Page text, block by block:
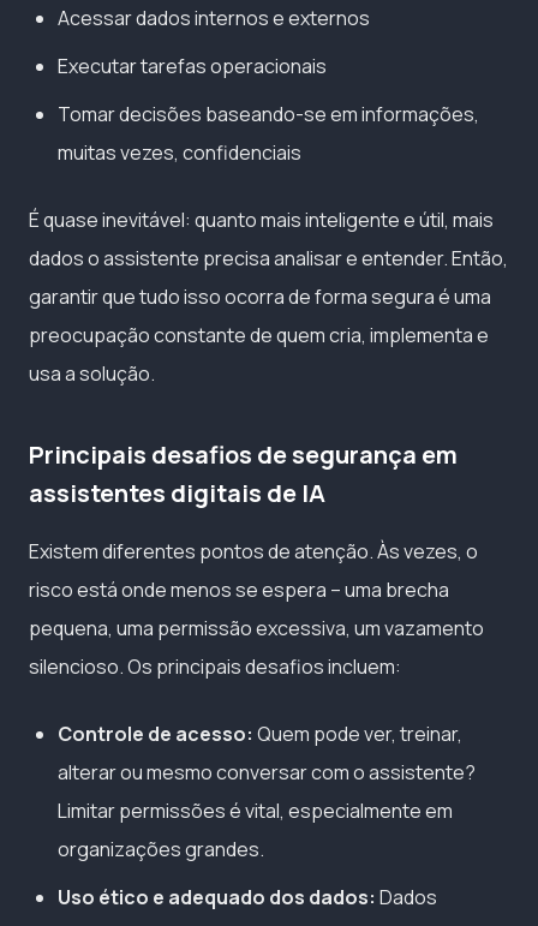
Acessar dados internos e externos
Executar tarefas operacionais
Tomar decisões baseando-se em informações,
muitas vezes, confidenciais
É quase inevitável: quanto mais inteligente e útil, mais
dados o assistente precisa analisar e entender. Então,
garantir que tudo isso ocorra de forma segura é uma
preocupação constante de quem cria, implementa e
usa a solução.
Principais desafios de segurança em
assistentes digitais de IA
Existem diferentes pontos de atenção. Às vezes, o
risco está onde menos se espera – uma brecha
pequena, uma permissão excessiva, um vazamento
silencioso. Os principais desafios incluem:
Controle de acesso: Quem pode ver, treinar,
alterar ou mesmo conversar com o assistente?
Limitar permissões é vital, especialmente em
organizações grandes.
Uso ético e adequado dos dados: Dados